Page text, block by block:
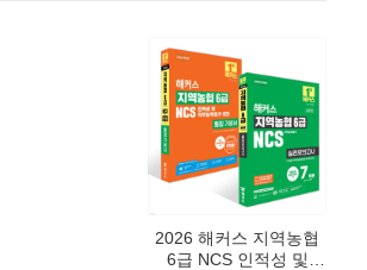
2026 해커스 지역농협
6급 NCS 인적성 및